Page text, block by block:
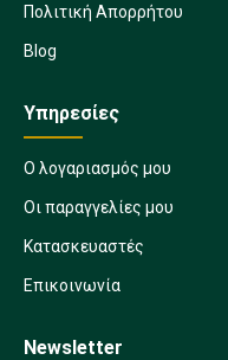
Πολιτική Απορρήτου
Blog
Υπηρεσίες
Ο λογαριασμός μου
Οι παραγγελίες μου
Κατασκευαστές
Επικοινωνία
Newsletter